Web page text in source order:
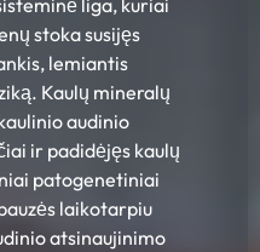
liga, kuriai
stoka susijęs
lemiantis
Kaulų mineralų
audinio
ir padidėjęs kaulų
patogenetiniai
laikotarpiu
atsinaujinimo